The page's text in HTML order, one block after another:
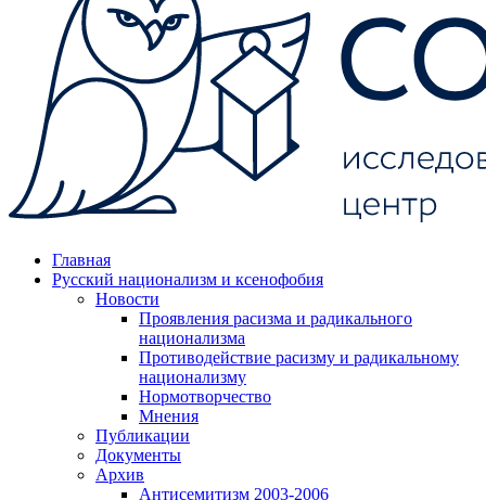
Главная
Русский национализм и ксенофобия
Новости
Проявления расизма и радикального
национализма
Противодействие расизму и радикальному
национализму
Нормотворчество
Мнения
Публикации
Документы
Архив
Антисемитизм 2003-2006